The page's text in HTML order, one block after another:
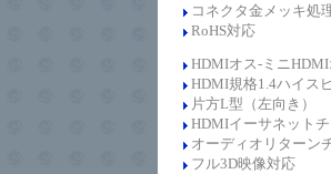
コネクタ金メッキ処
RoHS対応
HDMIオス-ミニ
HDMI規格1.4ハイス
片方L型（左向き）
HDMIイーサネット
オーディオリターン
フル3D映像対応